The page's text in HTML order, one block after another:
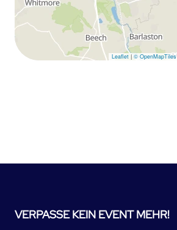
Leaflet | © OpenMapTiles
VERPASSE KEIN EVENT MEHR!